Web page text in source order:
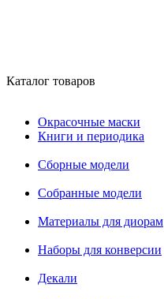
Каталог товаров
Окрасочные маски
Книги и периодика
Сборные модели
Собранные модели
Материалы для диорам
Наборы для конверсии
Декали